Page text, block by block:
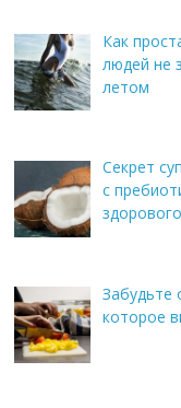
Как
людей не
летом
Секрет
с
Забудьте
которое